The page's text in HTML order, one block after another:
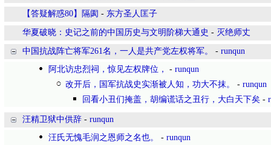
【答疑解惑80】隔阂 - 东方圣人匡子
华夏破晓：史记之前的中国历史与文明阶梯大通史 - 灭绝师丈
中国抗战阵亡将军261名，一人是共产党左权将军。 - runqun
阿北访忠烈祠，惊见左权牌位，
- runqun
改开后，国军抗战史实渐被人知，功大不抹。
- runqun
回看小丑们掩盖，胡编谎话之丑行，大白天下矣 -
汪精卫狱中供辞 - runqun
汪氏无愧毛润之恩师之名也。
- runqun